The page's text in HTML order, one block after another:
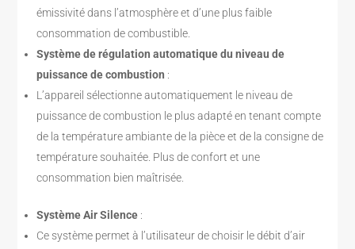
émissivité dans l’atmosphère et d’une plus faible
consommation de combustible.
Système de régulation automatique du niveau de
puissance de combustion :
L’appareil sélectionne automatiquement le niveau de
puissance de combustion le plus adapté en tenant compte
de la température ambiante de la pièce et de la consigne de
température souhaitée. Plus de confort et une
consommation bien maîtrisée.
Système Air Silence :
Ce système permet à l’utilisateur de choisir le débit d’air